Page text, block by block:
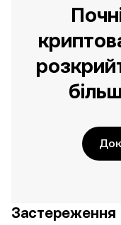
Застереження